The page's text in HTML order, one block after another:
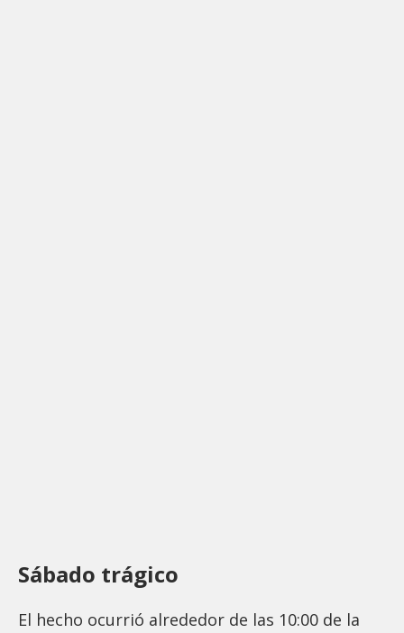
Sábado trágico
El hecho ocurrió alrededor de las 10:00 de la